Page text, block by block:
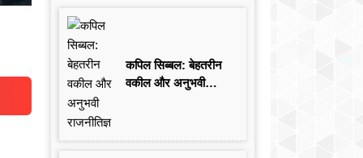
कपिल सिब्बल: बेहतरीन
वकील और अनुभवी